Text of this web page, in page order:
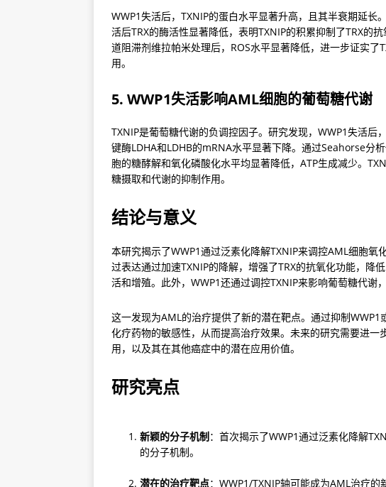
WWP1失活后，TXNIP的蛋白水平显著升高，且其半衰期延长
活后TRX的酶活性显著降低，表明TXNIP的积累抑制了TRX的
道阻滞剂维拉帕米处理后，ROS水平显著降低，进一步证实了
用。
5. WWP1失活影响AML细胞的葡萄糖代谢
TXNIP是葡萄糖代谢的负调控因子。研究发现，WWP1失活后
键酶LDHA和LDHB的mRNA水平显著下降。通过Seahorse分
胞的糖酵解和氧化磷酸化水平均显著降低，ATP生成减少。
糖摄取和代谢的抑制作用。
结论与意义
本研究揭示了WWP1通过泛素化降解TXNIP来调控AML细胞氧
过表达通过加速TXNIP的降解，增强了TRX的抗氧化功能，降
活和增殖。此外，WWP1还通过调控TXNIP来影响葡萄糖代谢
这一发现为AML的治疗提供了新的潜在靶点。通过抑制
化疗药物的敏感性，从而提高治疗效果。未来的研究需要进一
用，以及其在其他癌症中的潜在应用价值。
研究亮点
新颖的分子机制 ：首次揭示了WWP1通过泛素化降解
的分子机制。
潜在的治疗靶点：WWP1/TXNIP轴可能成为AML治疗的